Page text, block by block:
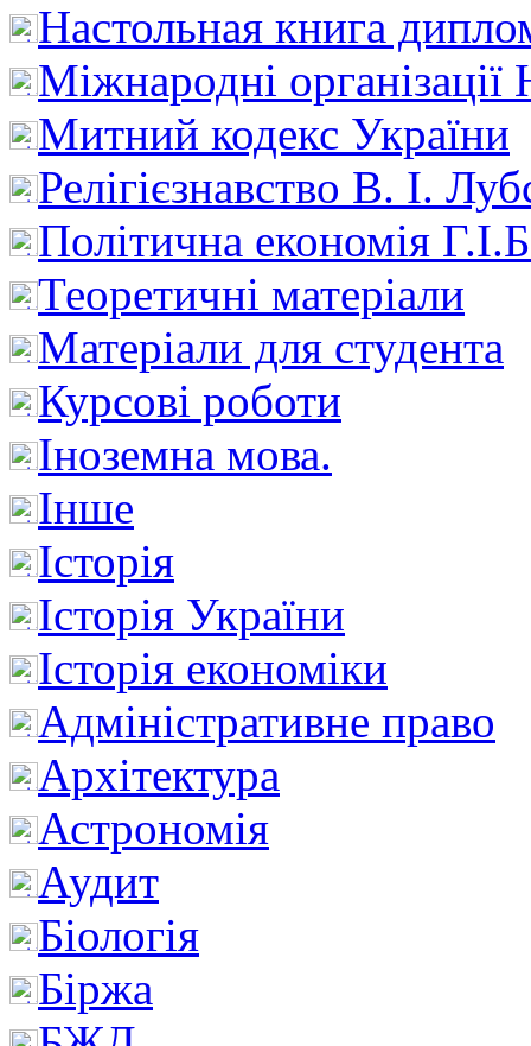
Настольная книга
Міжнародні
Митний кодекс України
Релігієзнавство В. І.
Політична економія
Теоретичні матеріали
Матеріали для студента
Курсові роботи
Іноземна мова.
Інше
Історія
Історія України
Історія економіки
Адміністративне право
Архітектура
Астрономія
Аудит
Біологія
Біржа